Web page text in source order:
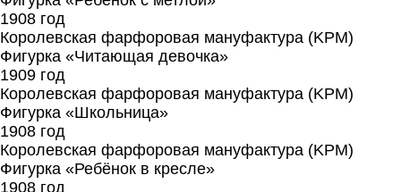
1908 год
Королевская фарфоровая мануфактура (KPM)
Фигурка «Читающая девочка»
1909 год
Королевская фарфоровая мануфактура (KPM)
Фигурка «Школьница»
1908 год
Королевская фарфоровая мануфактура (KPM)
Фигурка «Ребёнок в кресле»
1908 год